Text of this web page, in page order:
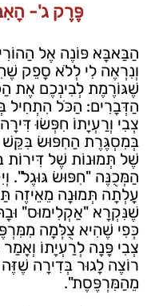
פֶּרֶק ג'-
הַבַּאבָּא פּוֹנֶה אֶל
וְנִרְאֶה לִי לְלֹא סָפֵק
שֶׁגּוֹרֶמֶת לְבִינְכֶם אֶת
הַדְּבָרִים: הַכֹּל
צְבִי וְרַעְיָתוֹ חִפְּשׂוּ
בְּמִסְגֶּרֶת הַחִפּוּשׂ בִּקֵּשׁ
שֶׁל תְּמוּנוֹת שֶׁל דִּירוֹת
הַמְּכֻנֶּה "חִפּוּשׂ גּוּגֶל".
עָלְתָה תְּמוּנָה מֵאֵיזֶה
שֶׁנִּקְרָא "אַקְלִימוּס"
כְּפִי שֶׁהִיא צֻלְּמָה
צְבִי פָּנָה לְרַעְיָתוֹ
רוֹצֶה לָגוּר בְּדִירָה
מֵהַמִּרְפֶּסֶת".